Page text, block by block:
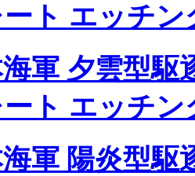
ト エッチン
海軍 夕雲型駆
ト エッチン
海軍 陽炎型駆